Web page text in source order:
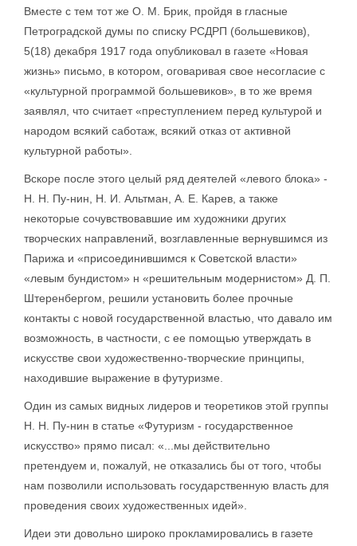
Вместе с тем тот же О. М. Брик, пройдя в гласные
Петроградской думы по списку РСДРП (большевиков),
5(18) декабря 1917 года опубликовал в газете «Новая
жизнь» письмо, в котором, оговаривая свое несогласие с
«культурной программой большевиков», в то же время
заявлял, что считает «преступлением перед культурой и
народом всякий саботаж, всякий отказ от активной
культурной работы».
Вскоре после этого целый ряд деятелей «левого блока» -
Н. Н. Пу-нин, Н. И. Альтман, А. Е. Карев, а также
некоторые сочувствовавшие им художники других
творческих направлений, возглавленные вернувшимся из
Парижа и «присоединившимся к Советской власти»
«левым бундистом» н «решительным модернистом» Д. П.
Штеренбергом, решили установить более прочные
контакты с новой государственной властью, что давало им
возможность, в частности, с ее помощью утверждать в
искусстве свои художественно-творческие принципы,
находившие выражение в футуризме.
Один из самых видных лидеров и теоретиков этой группы
Н. Н. Пу-нин в статье «Футуризм - государственное
искусство» прямо писал: «...мы действительно
претендуем и, пожалуй, не отказались бы от того, чтобы
нам позволили использовать государственную власть для
проведения своих художественных идей».
Идеи эти довольно широко прокламировались в газете